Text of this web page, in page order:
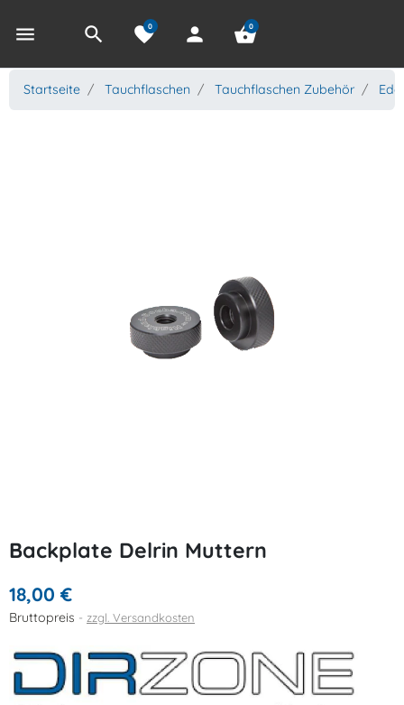
menu search favorite
0 person shopping_basket
0
Startseite Tauchflaschen Tauchflaschen Zubehör
Backplate Delrin Muttern
18,00 €
Bruttopreis zzgl. Versandkosten